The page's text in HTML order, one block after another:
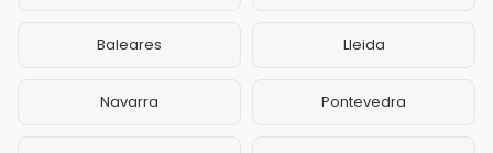
Baleares Lleida
Navarra Pontevedra